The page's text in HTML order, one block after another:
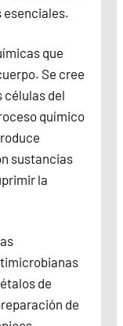
esenciales.
que
Se cree
células del
químico
sustancias
la
de
de